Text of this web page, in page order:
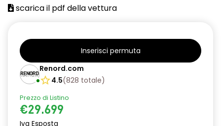
scarica il pdf della vettura
Inserisci permuta
Renord.com
4.5(828 totale)
Prezzo di Listino
€29.699
Iva Esposta